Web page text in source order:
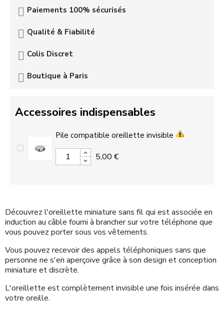
Paiements 100% sécurisés
Qualité & Fiabilité
Colis Discret
Boutique à Paris
Accessoires indispensables
Pile compatible oreillette invisible
5,00 €
Découvrez l'oreillette miniature sans fil qui est associée en
induction au câble fourni à brancher sur votre téléphone que
vous pouvez porter sous vos vêtements.
Vous pouvez recevoir des appels téléphoniques sans que
personne ne s'en aperçoive grâce à son design et conception
miniature et discrète.
L'oreillette est complètement invisible une fois insérée dans
votre oreille.